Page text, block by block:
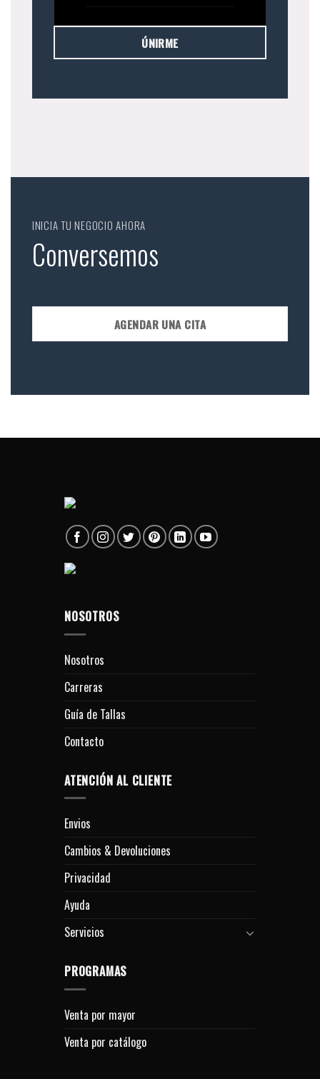
ÚNIRME
INICIA TU NEGOCIO AHORA
Conversemos
AGENDAR UNA CITA
NOSOTROS
Nosotros
Carreras
Guía de Tallas
Contacto
ATENCIÓN AL CLIENTE
Envios
Cambios & Devoluciones
Privacidad
Ayuda
Servicios
PROGRAMAS
Venta por mayor
Venta por catálogo